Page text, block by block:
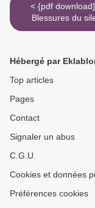
< {pdf download} Les
Blessures du
Hébergé par
Top articles
Pages
Contact
Signaler un abus
C.G.U.
Cookies et données
Préférences cookies